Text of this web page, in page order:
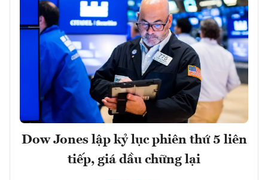
Dow Jones lập kỷ lục phiên thứ 5 liên
tiếp, giá dầu chững lại